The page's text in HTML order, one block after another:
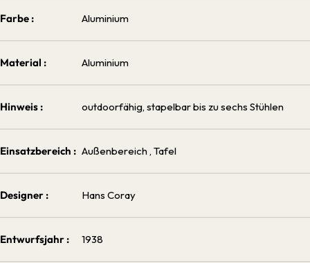
Farbe : Aluminium
Material : Aluminium
Hinweis : outdoorfähig, stapelbar bis zu sechs Stühlen
Einsatzbereich : Außenbereich , Tafel
Designer : Hans Coray
Entwurfsjahr : 1938